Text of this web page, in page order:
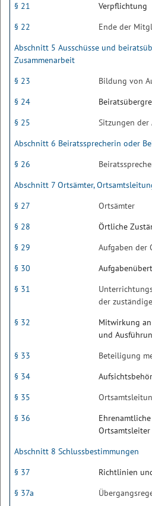
§ 21
Verpflichtung
§ 22
Ende der
Abschnitt 5 Ausschüsse und
Zusammenarbeit
§ 23
Bildung von
§ 24
§ 25
Sitzungen der
Abschnitt 6 Beiratssprecherin oder
§ 26
Abschnitt 7 Ortsämter,
§ 27
Ortsämter
§ 28
Örtliche
§ 29
Aufgaben der
§ 30
§ 31
der
§ 32
Mitwirkung
und
§ 33
Beteiligung
§ 34
§ 35
§ 36
Ortsamtsleiter
Abschnitt 8 Schlussbestimmungen
§ 37
Richtlinien
§ 37a